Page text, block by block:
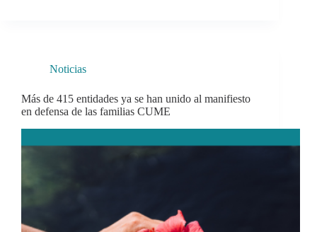
Noticias
Más de 415 entidades ya se han unido al manifiesto
en defensa de las familias CUME